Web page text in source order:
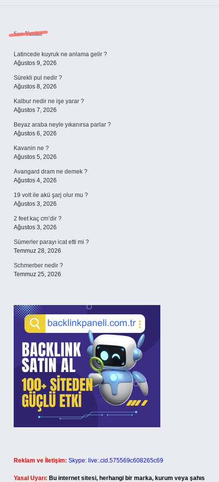
Sidebar
Son Yazılar
Latincede kuyruk ne anlama gelir ?
Ağustos 9, 2026
Sürekli pul nedir ?
Ağustos 8, 2026
Kalbur nedir ne işe yarar ?
Ağustos 7, 2026
Beyaz araba neyle yıkanırsa parlar ?
Ağustos 6, 2026
Kavanin ne ?
Ağustos 5, 2026
Avangard dram ne demek ?
Ağustos 4, 2026
19 volt ile akü şarj olur mu ?
Ağustos 3, 2026
2 feet kaç cm’dir ?
Ağustos 3, 2026
Sümerler parayı icat etti mi ?
Temmuz 28, 2026
Schmerber nedir ?
Temmuz 25, 2026
Reklam ve İletişim: Skype: live:.cid.575569c608265c69
Yasal Uyarı: Bu internet sitesi, herhangi bir marka, kurum veya şahıs